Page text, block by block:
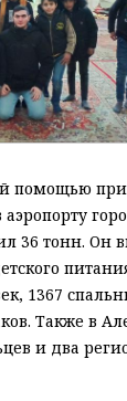
помощью
36 тонн. Он
1367
Также в
и два